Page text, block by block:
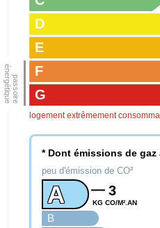
D
E
F
G
logement extrêmement
* Dont émissions de gaz
peu d'émission de CO²
3
KG CO/M².AN
A
B